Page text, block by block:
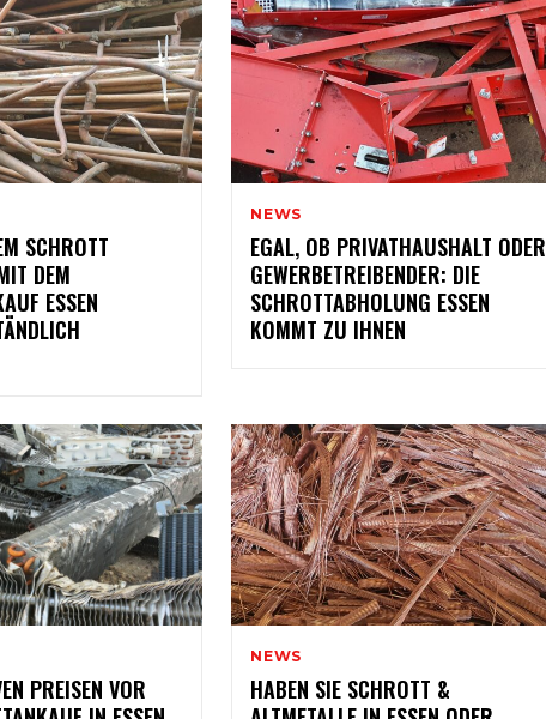
SCHROTT
DEM
ESSEN
NEWS
EGAL, OB PRIVATHAUSHALT ODER
GEWERBETREIBENDER: DIE
SCHROTTABHOLUNG ESSEN
KOMMT ZU IHNEN
PREISEN VOR
NEWS
HABEN SIE SCHROTT &